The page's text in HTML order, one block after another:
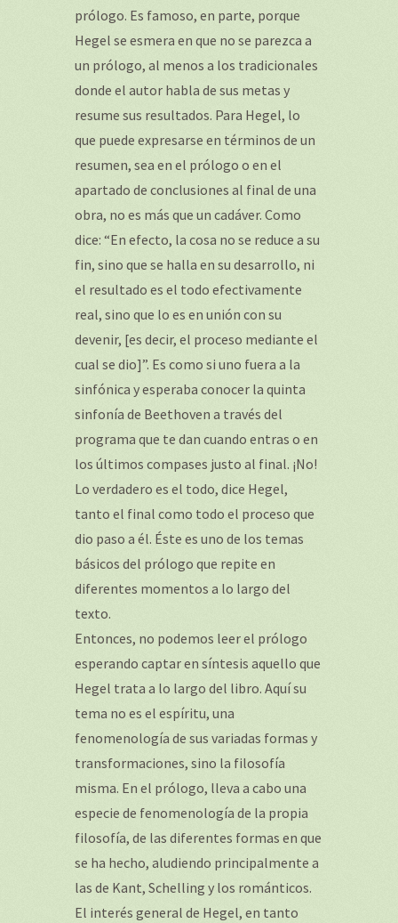
prólogo. Es famoso, en parte, porque
Hegel se esmera en que no se parezca a
un prólogo, al menos a los tradicionales
donde el autor habla de sus metas y
resume sus resultados. Para Hegel, lo
que puede expresarse en términos de un
resumen, sea en el prólogo o en el
apartado de conclusiones al final de una
obra, no es más que un cadáver. Como
dice: “En efecto, la cosa no se reduce a su
fin, sino que se halla en su desarrollo, ni
el resultado es el todo efectivamente
real, sino que lo es en unión con su
devenir, [es decir, el proceso mediante el
cual se dio]”. Es como si uno fuera a la
sinfónica y esperaba conocer la quinta
sinfonía de Beethoven a través del
programa que te dan cuando entras o en
los últimos compases justo al final. ¡No!
Lo verdadero es el todo, dice Hegel,
tanto el final como todo el proceso que
dio paso a él. Éste es uno de los temas
básicos del prólogo que repite en
diferentes momentos a lo largo del
texto.
Entonces, no podemos leer el prólogo
esperando captar en síntesis aquello que
Hegel trata a lo largo del libro. Aquí su
tema no es el espíritu, una
fenomenología de sus variadas formas y
transformaciones, sino la filosofía
misma. En el prólogo, lleva a cabo una
especie de fenomenología de la propia
filosofía, de las diferentes formas en que
se ha hecho, aludiendo principalmente a
las de Kant, Schelling y los románticos.
El interés general de Hegel, en tanto